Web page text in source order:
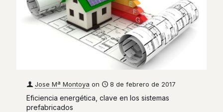
Jose Mª Montoya on 8 de febrero de 2017
Eficiencia energética, clave en los sistemas
prefabricados